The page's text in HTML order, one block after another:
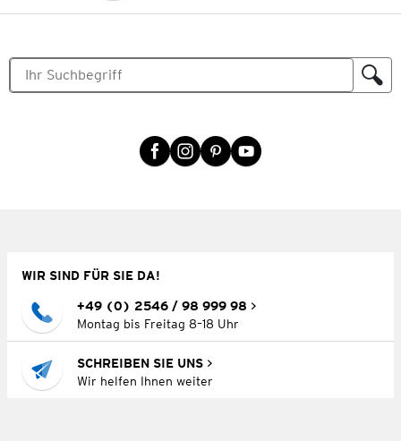
WIR SIND FÜR SIE DA!
+49 (0) 2546 / 98 999 98
Montag bis Freitag 8–18 Uhr
SCHREIBEN SIE UNS
Wir helfen Ihnen weiter